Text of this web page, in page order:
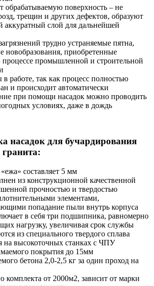
обрабатываемую поверхность – не
трещин и других дефектов, образуют
аккуратный слой для дальнейшей
трудно устраняемые пятна,
новобразования, приобретенные
промышленной и строительной
работе, так как процесс полностью
и происходит автоматически
при помощи насадок можно проводить
условиях, даже в дождь
насадок для бучардирования
составляет 5 мм
из конструкционной качественной
прочностью и твердостью
элементами,
попадание пыли внутрь корпуса
в себя три подшипника, равномерно
нагрузку, увеличивая срок службы
из специального твердого сплава
на высокоточных станках с ЧПУ
покрытия до 15мм
бетона 2,0-2,5 кг за один проход на
комплекта от 2000м2, зависит от марки